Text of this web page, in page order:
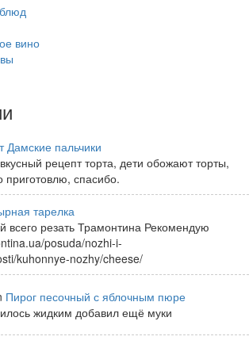
вино
Дамские пальчики
рецепт торта, дети обожают торты,
приготовлю, спасибо.
тарелка
всего резать Трамонтина Рекомендую
posuda/nozhi-i-
kuhonnye-nozhy/cheese/
Пирог песочный с яблочным пюре
жидким добавил ещё муки